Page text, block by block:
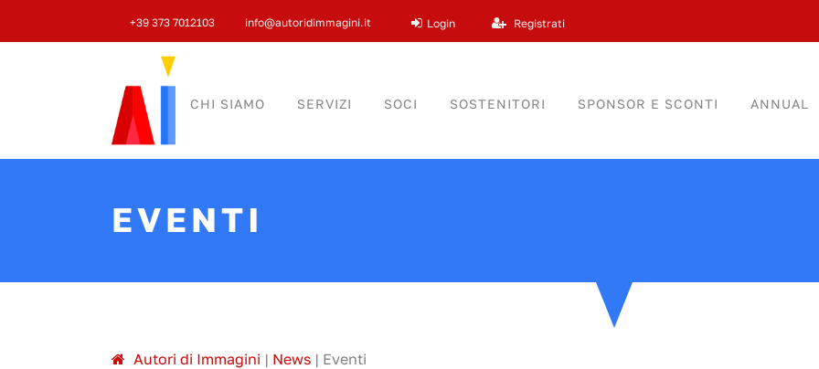
+39 373 7012103 info@autoridimmagini.it Login Registrati
CHI SIAMO SERVIZI SOCI SOSTENITORI SPONSOR E SCONTI ANNUAL
EVENTI
Autori di Immagini | News | Eventi